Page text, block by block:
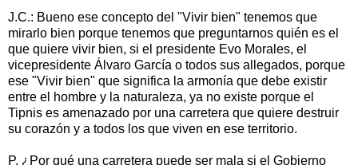
J.C.: Bueno ese concepto del "Vivir bien" tenemos que
mirarlo bien porque tenemos que preguntarnos quién es el
que quiere vivir bien, si el presidente Evo Morales, el
vicepresidente Álvaro García o todos sus allegados, porque
ese "Vivir bien" que significa la armonía que debe existir
entre el hombre y la naturaleza, ya no existe porque el
Tipnis es amenazado por una carretera que quiere destruir
su corazón y a todos los que viven en ese territorio.
P. ¿Por qué una carretera puede ser mala si el Gobierno